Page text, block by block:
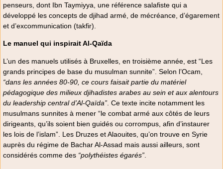
penseurs, dont Ibn Taymiyya, une référence salafiste qui a
développé les concepts de djihad armé, de mécréance, d’égarement
et d’excommunication (takfir).
Le manuel qui inspirait Al-Qaïda
L’un des manuels utilisés à Bruxelles, en troisième année, est “Les
grands principes de base du musulman sunnite”. Selon l’Ocam,
“dans les années 80-90, ce cours faisait partie du matériel
pédagogique des milieux djihadistes arabes au sein et aux alentours
du leadership central d’Al-Qaïda” . Ce texte incite notamment les
musulmans sunnites à mener “le combat armé aux côtés de leurs
dirigeants, qu’ils soient bien guidés ou corrompus, afin d’instaurer
les lois de l’islam”. Les Druzes et Alaouites, qu’on trouve en Syrie
auprès du régime de Bachar Al-Assad mais aussi ailleurs, sont
considérés comme des “polythéistes égarés”